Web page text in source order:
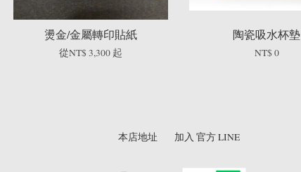
燙金/金屬轉印貼紙
從NT$ 3,300 起
陶瓷吸水杯墊
NT$ 0
本店地址 加入 官方 LINE